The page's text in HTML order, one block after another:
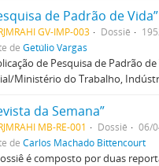
de Padrão de Vida”
GV-IMP-003 Dossiê
de Getúlio Vargas
de Pesquisa de Padrão
Ministério do Trabalho,
da Semana”
MB-RE-001 Dossiê
06/
de Carlos Machado Bittencourt
é composto por duas